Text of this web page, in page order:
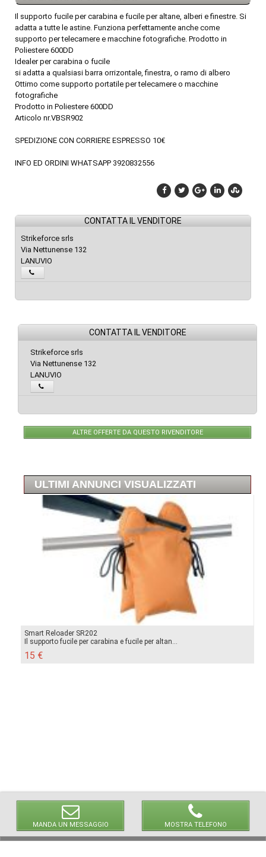
Il supporto fucile per carabina e fucile per altane, alberi e finestre. Si
adatta a tutte le astine. Funziona perfettamente anche come
supporto per telecamere e macchine fotografiche. Prodotto in
Poliestere 600DD
Idealer per carabina o fucile
si adatta a qualsiasi barra orrizontale, finestra, o ramo di albero
Ottimo come supporto portatile per telecamere o macchine
fotografiche
Prodotto in Poliestere 600DD
Articolo nr.VBSR902
SPEDIZIONE CON CORRIERE ESPRESSO 10€
INFO ED ORDINI WHATSAPP 3920832556
CONTATTA IL VENDITORE
Strikeforce srls
Via Nettunense 132
LANUVIO
MANDA UN MESSAGGIO MOSTRA TELEFONO
CONTATTA IL VENDITORE
Strikeforce srls
Via Nettunense 132
LANUVIO
ALTRE OFFERTE DA QUESTO RIVENDITORE
ULTIMI ANNUNCI VISUALIZZATI
Smart Reloader SR202
Il supporto fucile per carabina e fucile per altan...
15 €